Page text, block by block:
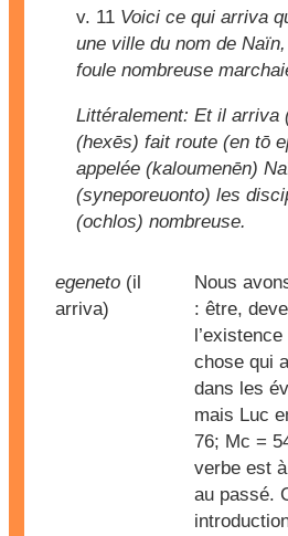
v. 11 Voici ce qui arriva
une ville du nom de
foule nombreuse
Littéralement: Et il arriva
(hexēs) fait route (en tō
appelée (kaloumenēn)
(syneporeuonto) les
(ochlos) nombreuse.
egeneto (il
arriva)
Nous
: être,
chose qui
dans les
mais Luc
76; Mc =
verbe est
au passé.